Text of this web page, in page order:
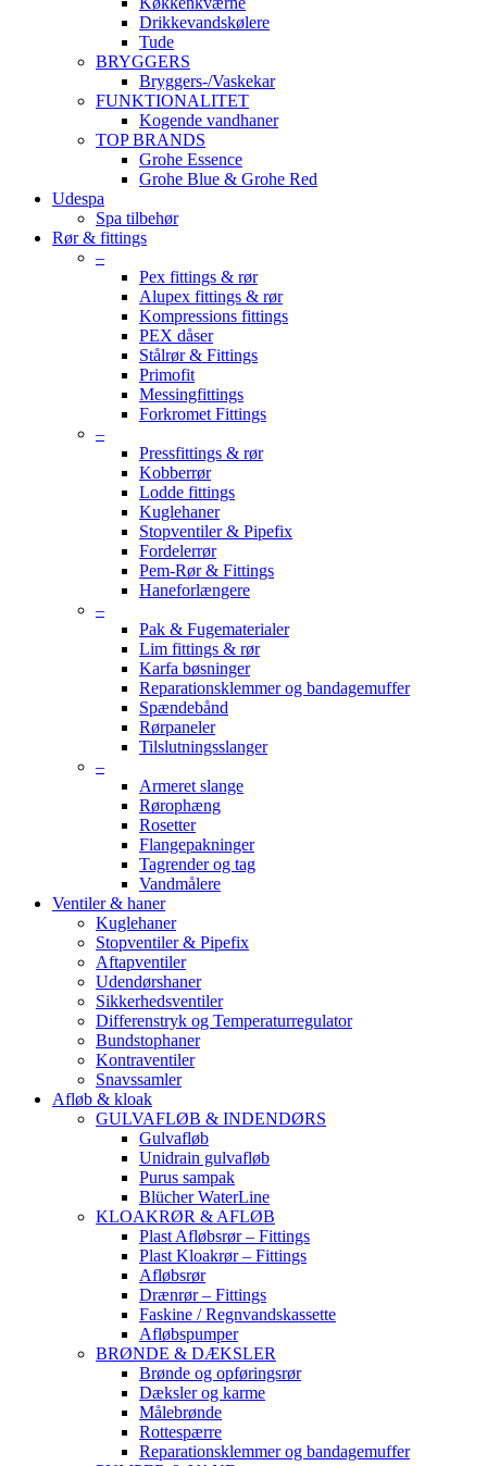
Drikkevandskølere
Tude
BRYGGERS
Bryggers-/Vaskekar
FUNKTIONALITET
Kogende vandhaner
TOP BRANDS
Grohe Essence
Grohe Blue & Grohe Red
Udespa
Spa tilbehør
Rør & fittings
–
Pex fittings & rør
Alupex fittings & rør
Kompressions fittings
PEX dåser
Stålrør & Fittings
Primofit
Messingfittings
Forkromet Fittings
–
Pressfittings & rør
Kobberrør
Lodde fittings
Kuglehaner
Stopventiler & Pipefix
Fordelerrør
Pem-Rør & Fittings
Haneforlængere
–
Pak & Fugematerialer
Lim fittings & rør
Karfa bøsninger
Reparationsklemmer og bandagemuffer
Spændebånd
Rørpaneler
Tilslutningsslanger
–
Armeret slange
Rørophæng
Rosetter
Flangepakninger
Tagrender og tag
Vandmålere
Ventiler & haner
Kuglehaner
Stopventiler & Pipefix
Aftapventiler
Udendørshaner
Sikkerhedsventiler
Differenstryk og Temperaturregulator
Bundstophaner
Kontraventiler
Snavssamler
Afløb & kloak
GULVAFLØB & INDENDØRS
Gulvafløb
Unidrain gulvafløb
Purus sampak
Blücher WaterLine
KLOAKRØR & AFLØB
Plast Afløbsrør – Fittings
Plast Kloakrør – Fittings
Afløbsrør
Drænrør – Fittings
Faskine / Regnvandskassette
Afløbspumper
BRØNDE & DÆKSLER
Brønde og opføringsrør
Dæksler og karme
Målebrønde
Rottespærre
Reparationsklemmer og bandagemuffer